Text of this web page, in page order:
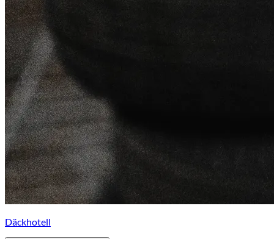
Däckhotell